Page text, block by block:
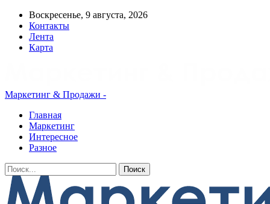
Воскресенье, 9 августа, 2026
Контакты
Лента
Карта
Маркетинг & Продажи -
Главная
Маркетинг
Интересное
Разное